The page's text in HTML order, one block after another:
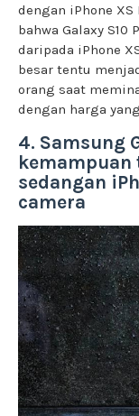
dengan iPhone
bahwa Galaxy
daripada iPhone
besar tentu
orang saat
dengan harga
4. Samsung
sedangan
camera